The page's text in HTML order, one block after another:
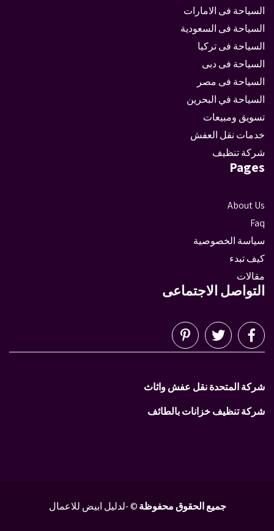
السياحة فى الامارات
السياحة فى السعودية
السياحة فى تركيا
السياحة فى دبى
السياحة فى مصر
السياحة في البحرين
تسويق ومبيعات
خدمات نقل العفش
شركة تنظيف
Pages
About Us
Faq
سياسة الخصوصية
كيف تبدء
مقالات
التواصل الاجتماعى
شركة المتحدة نقل عفش واثاث
شركة تنظيف خزانات بالطائف
جميع الحقوق محفوظة© -لدليل ابيض للاعمال